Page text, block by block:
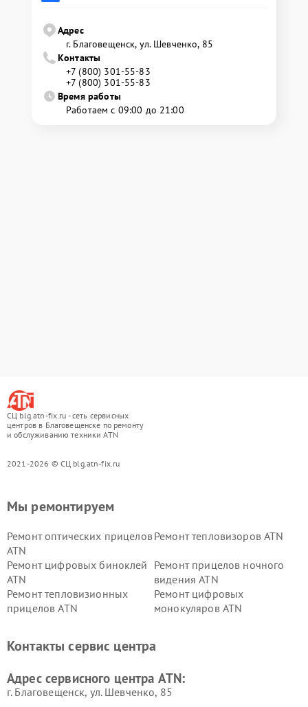
Адрес
г. Благовещенск, ул. Шевченко, 85
Контакты
+7 (800) 301-55-83
+7 (800) 301-55-83
Время работы
Работаем с 09:00 до 21:00
СЦ blg.atn-fix.ru - сеть сервисных
центров в Благовещенске по ремонту
и обслуживанию техники ATN
2021-2026 © СЦ blg.atn-fix.ru
Мы ремонтируем
Ремонт оптических прицелов
ATN
Ремонт тепловизоров ATN
Ремонт цифровых биноклей
ATN
Ремонт прицелов ночного
видения ATN
Ремонт тепловизионных
прицелов ATN
Ремонт цифровых
монокуляров ATN
Контакты сервис центра
Адрес сервисного центра ATN:
г. Благовещенск, ул. Шевченко, 85